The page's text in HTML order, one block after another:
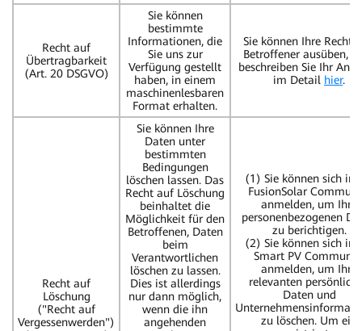
Recht auf
Übertragbarkeit
(Art. 20 DSGVO)
Sie können
bestimmte
Informationen, die
Sie uns zur
Verfügung gestellt
haben, in einem
maschinenlesbaren
Format erhalten.
Sie können Ihre Rechte
Betroffener ausüben,
beschreiben Sie Ihr
im Detail hier.
Recht auf
Löschung
("Recht auf
Vergessenwerden")
Sie können Ihre
Daten unter
bestimmten
Bedingungen
löschen lassen. Das
Recht auf Löschung
beinhaltet die
Möglichkeit für den
Betroffenen, Daten
beim
Verantwortlichen
löschen zu lassen.
Dies ist allerdings
nur dann möglich,
wenn die ihn
angehenden
(1) Sie können sich in
FusionSolar
anmelden, um Ihre
personenbezogenen
zu berichtigen.
(2) Sie können sich in
Smart PV
anmelden, um Ihre
relevanten
Daten und
zu löschen. Um ein